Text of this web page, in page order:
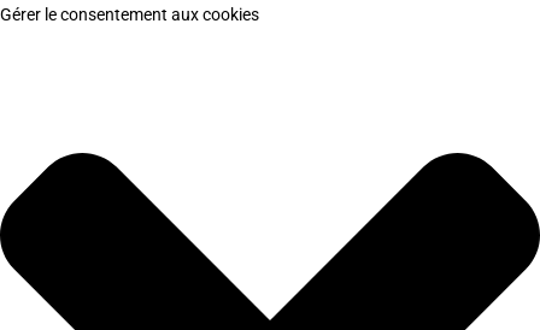
Gérer le consentement aux cookies